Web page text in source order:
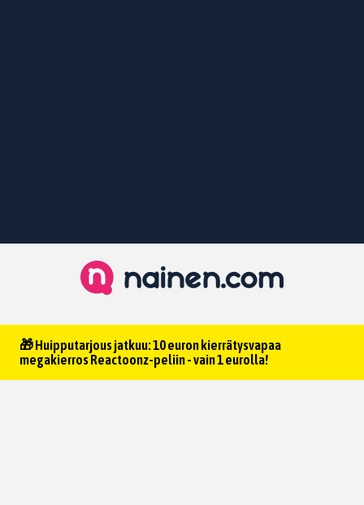
🎁 Huipputarjous jatkuu: 10 euron kierrätysvapaa
megakierros Reactoonz-peliin - vain 1 eurolla!